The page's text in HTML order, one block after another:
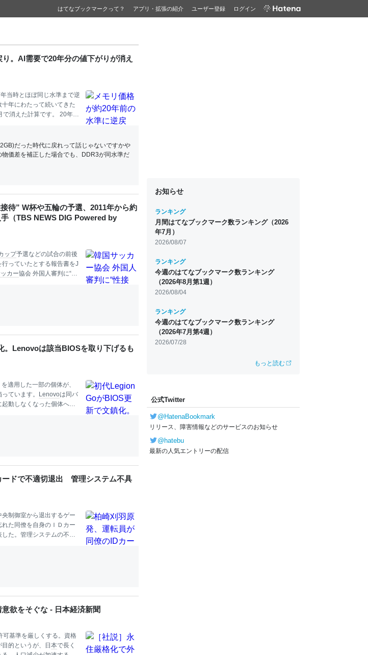
はてなブックマークって？ アプリ・拡張の紹介 ユーザー登録 ログイン
。AI需要で20年分の値下がりが消え
当時とほぼ同じ水準まで逆
年にわたって続いてきた
消えた計算です。 20年分
代交代を重ねるたびにGB
て下がり続けてきました。
で、AI向けデータセンター
期間で急騰しています。
ケベック大学TELUQのコ
だった時代に戻れって話じゃないですかや
価差を補正した場合でも、DDR3が同水準だ
待” W杯や五輪の予選、2011年から約
（TBS NEWS DIG Powered by
ップ予選などの試合の前後
っていたとする報告書をJ
カー協会 外国人審判に“性
と、大韓
審判ら10人あまりに対し、
我が国の恥さらしだと思
Lenovoは該当BIOSを取り下げるも
適用した一部の個体が、
ています。
Lenovoは同バ
動しなくなった個体への
すると、電源ボタンとコ
ものの、画面は真っ暗の
ーターも
ードで不適切退出 管理システム不具
制御室から退出するゲー
た同僚を自身のＩＤカー
た。管理システムの不具
員による他人のＩＤカー
対策上の重大事案が相次
運転禁止命令を出した。
欲をそぐな - 日本経済新聞
可基準を厳しくする。資格
的というが、日 本で長く
お知らせ
ランキング
月間はてなブックマーク数ランキング（2026
年7月）
2026/08/07
ランキング
今週のはてなブックマーク数ランキング
（2026年8月第1週）
2026/08/04
ランキング
今週のはてなブックマーク数ランキング
（2026年7月第4週）
2026/07/28
もっと読む
公式Twitter
@HatenaBookmark
リリース、障害情報などのサービスのお知らせ
@hatebu
最新の人気エントリーの配信